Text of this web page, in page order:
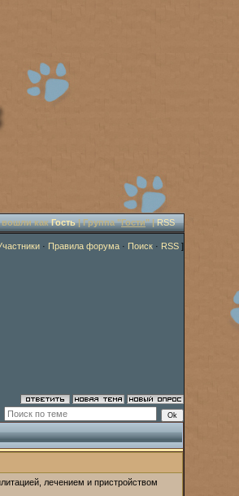
какГость| Группа "Гости" |RSS
· Правила форума · Поиск · RSS ]
лечением и пристройством